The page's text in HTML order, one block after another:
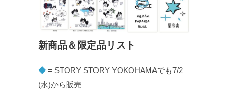
新商品＆限定品リスト
◆ = STORY STORY YOKOHAMAでも7/2
(水)から販売